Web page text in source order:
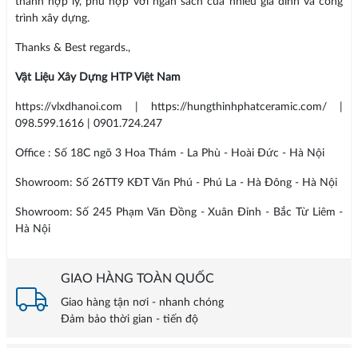
trình xây dựng.
Thanks & Best regards.,
Vật Liệu Xây Dựng HTP Việt Nam
https://vlxdhanoi.com | https://hungthinhphatceramic.com/ |
098.599.1616 | 0901.724.247
Office : Số 18C ngõ 3 Hoa Thám - La Phù - Hoài Đức - Hà Nội
Showroom: Số 26TT9 KĐT Văn Phú - Phú La - Hà Đông - Hà Nội
Showroom: Số 245 Phạm Văn Đồng - Xuân Đỉnh - Bắc Từ Liêm -
Hà Nội
GIAO HÀNG TOÀN QUỐC
Giao hàng tận nơi - nhanh chóng
Đảm bảo thời gian - tiến độ